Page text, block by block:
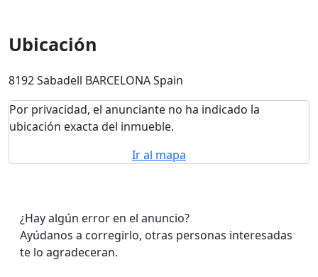
Ubicación
8192 Sabadell BARCELONA Spain
Por privacidad, el anunciante no ha indicado la
ubicación exacta del inmueble.
Ir al mapa
¿Hay algún error en el anuncio?
Ayúdanos a corregirlo, otras personas interesadas
te lo agradeceran.